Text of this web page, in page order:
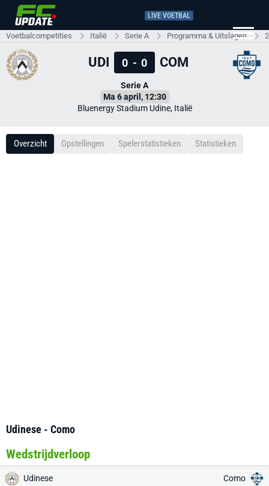
LIVE VOETBAL
Voetbalcompetities Italië Serie A Programma & Uitslagen
UDI 0 - 0 COM
Serie A
Ma 6 april, 12:30
Bluenergy Stadium Udine, Italië
Overzicht Opstellingen Spelerstatistieken Statistieken
Udinese - Como
Wedstrijdverloop
Udinese Como